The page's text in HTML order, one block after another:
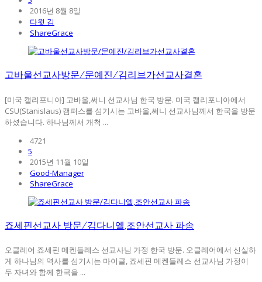
2016년 8월 8일
다윗 김
ShareGrace
고바울선교사방문/문예진/김리브가선교사결혼
[미국 캘리포니아] 고바울,써니 선교사님 한국 방문. 미국 캘리포니아에서
CSU(Stanislaus) 캠퍼스를 섬기시는 고바울,써니 선교사님께서 한국을 방문
하셨습니다. 하나님께서 개척 ...
4721
5
2015년 11월 10일
Good-Manager
ShareGrace
죠세핀선교사 방문/김다니엘,조안선교사 파송
오클레어 죠세핀 메켄들레스 선교사님 가정 한국 방문. 오클레어에서 신실하
게 하나님의 역사를 섬기시는 마이클, 죠세핀 메켄들레스 선교사님 가정이
두 자녀와 함께 한국을 ...